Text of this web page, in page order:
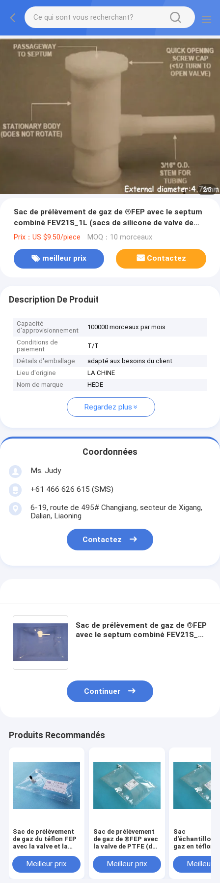
2/5
Sac de prélèvement de gaz de ®FEP avec le septum
combiné FEV21S_1L (sacs de silicone de valve de
couvercle à visser de polypropylène de pp
Prix：US $9.50/piece MOQ：10 morceaux
meilleur prix Contactez
Description De Produit
Capacité
d'approvisionnement
100000 morceaux par mois
Conditions de
paiement
T/T
Détails d'emballage
adapté aux besoins du client
Lieu d'origine
LA CHINE
Nom de marque
HEDE
Regardez plus
Coordonnées
Ms. Judy
+61 466 626 615 (SMS)
6-19, route de 495# Changjiang, secteur de Xigang,
Dalian, Liaoning
Contactez
Sac de prélèvement de gaz de ®FEP
avec le septum combiné FEV21S_1L
Continuer
Produits Recommandés
Sac de prélèvement
de gaz du téflon FEP
avec la valve et la
de échantillonnage
(sacs de PTFE de
Meilleur prix
Sac de prélèvement
de gaz de ®FEP avec
la valve de PTFE (du
seringue
FEVC31_10L de
Meilleur prix
Sac
gaz en téflon
(sur le côté du
avec orifice de
Meilleur